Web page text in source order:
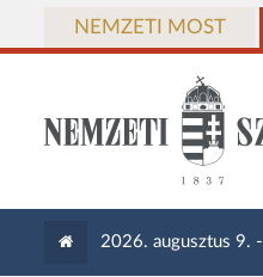
NEMZETI MOST
2026. augusztus 9. -